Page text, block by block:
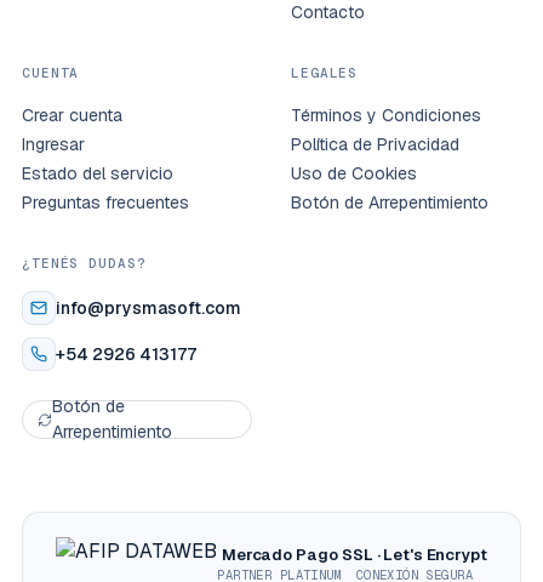
Contacto
CUENTA
Crear cuenta
Ingresar
Estado del servicio
Preguntas frecuentes
LEGALES
Términos y Condiciones
Política de Privacidad
Uso de Cookies
Botón de Arrepentimiento
¿TENÉS DUDAS?
info@prysmasoft.com
+54 2926 413177
Botón de
Arrepentimiento
Mercado Pago
PARTNER PLATINUM
SSL · Let's Encrypt
CONEXIÓN SEGURA